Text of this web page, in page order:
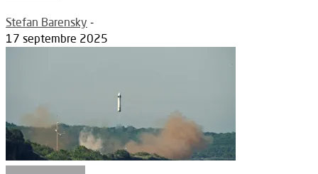
Stefan Barensky -
17 septembre 2025